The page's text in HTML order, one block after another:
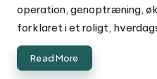
operation, genoptræning,
forklaret i et roligt,
Read More